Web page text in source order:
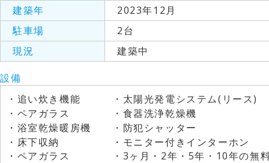
建築年
2023年12月
駐車場
2台
現況
建築中
設備
・追い炊き機能 ・太陽光発電システム(リース)
・ペアガラス ・食器洗浄乾燥機
・浴室乾燥暖房機 ・
・床下収納 ・モニター
・ペアガラス ・3ヶ月・2年・5年・10年の無料